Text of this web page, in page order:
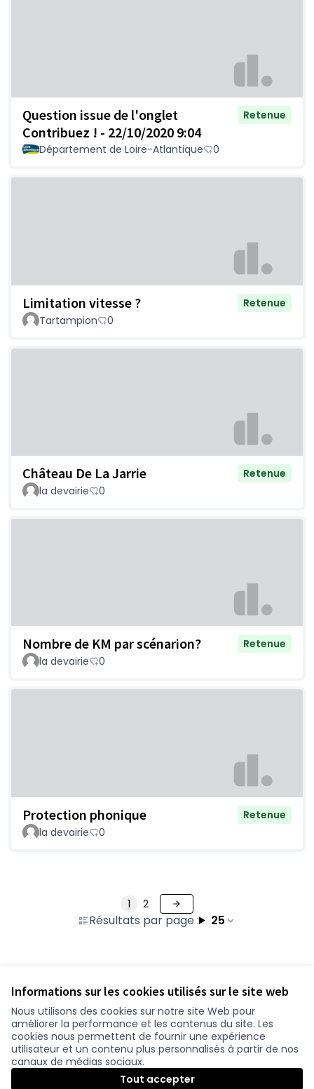
Informations sur les cookies utilisés sur le site web
Nous utilisons des cookies sur notre site Web pour
améliorer la performance et les contenus du site. Les
cookies nous permettent de fournir une expérience
utilisateur et un contenu plus personnalisés à partir de nos
canaux de médias sociaux.
Tout accepter
Question issue de l'onglet
Contribuez ! - 22/10/2020 9:04
Retenue
Département de Loire-Atlantique 0
Limitation vitesse ?
Retenue
Tartampion
0
Château De La Jarrie
Retenue
la devairie
0
Nombre de KM par scénarion?
Retenue
la devairie
0
Protection phonique
Retenue
la devairie
0
Résultats par page : 25
1 2
Conditions d'utilisation
Paramètres des cookies
participer.loire-atlantique.fr sur Facebook
(Nouvelle fenêtre)
participer.loire-atlantique.fr sur Instagram
(Nouvelle fenêtre)
participer.loire-atlantique.fr sur YouTube
(Nouvelle fenêtre)